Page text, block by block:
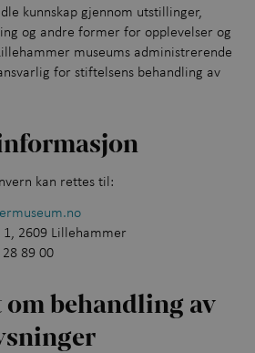
kunnskap gjennom utstillinger,
og andre former for opplevelser og
museums administrerende
for stiftelsens behandling av
kan rettes til:
2609 Lillehammer
89 00
behandling av